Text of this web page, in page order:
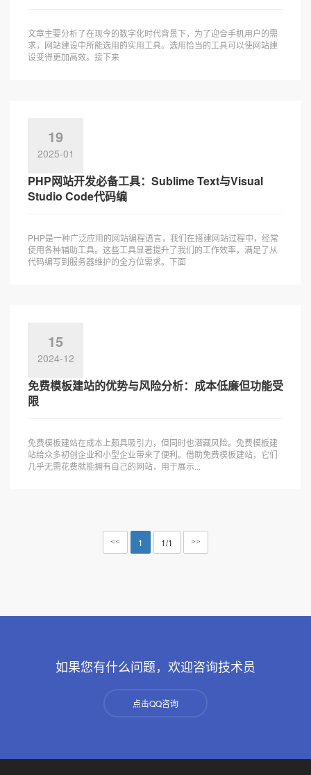
文章主要分析了在现今的数字化时代背景下，为了迎合手机用户的需
求，网站建设中所能选用的实用工具。选用恰当的工具可以使网站建
设变得更加高效。接下来
19
2025-01
PHP网站开发必备工具：Sublime Text与Visual
Studio Code代码编
PHP是一种广泛应用的网站编程语言，我们在搭建网站过程中，经常
使用各种辅助工具。这些工具显著提升了我们的工作效率，满足了从
代码编写到服务器维护的全方位需求。下面
15
2024-12
免费模板建站的优势与风险分析：成本低廉但功能受
限
免费模板建站在成本上颇具吸引力，但同时也潜藏风险。免费模板建
站给众多初创企业和小型企业带来了便利。借助免费模板建站，它们
几乎无需花费就能拥有自己的网站，用于展示...
<< 1 1/1 >>
如果您有什么问题，欢迎咨询技术员
点击QQ咨询